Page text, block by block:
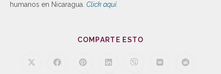
humanos en Nicaragua. Click aquí.
COMPARTE ESTO